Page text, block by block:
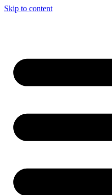
Skip to content